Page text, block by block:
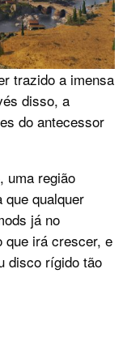
trazido a imensa
disso, a
do antecessor
uma região
qualquer
já no
que irá crescer, e
disco rígido tão